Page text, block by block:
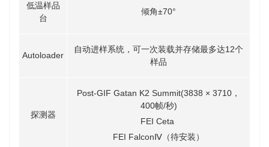
低温样品
台
倾角±70°
Autoloader
自动进样系统，可一次装载并存储最多达12个
样品
探测器
Post-GIF Gatan K2 Summit(3838 × 3710，
400帧/秒)
FEI Ceta
FEI FalconⅣ（待安装）